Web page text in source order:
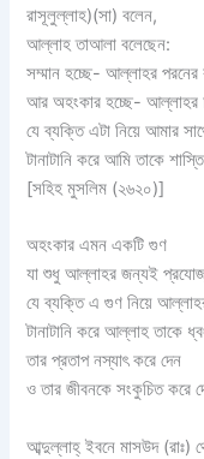
রাসূলুল্লাহ)(সা) বলেন,
আল্লাহ তাআলা বলেছেন:
সম্মান হচ্ছে- আল্লাহর পরনের
আর অহংকার হচ্ছে- আল্লাহর
যে ব্যক্তি এটা নিয়ে আমার
টানাটানি করে আমি তাকে
[সহিহ মুসলিম (২৬২০)]
অহংকার এমন একটি গুণ
যা শুধু আল্লাহর জন্যই
যে ব্যক্তি এ গুণ নিয়ে
টানাটানি করে আল্লাহ তাকে
তার প্রতাপ নস্যাৎ করে দেন
ও তার জীবনকে সংকুচিত করে
আব্দুল্লাহ্ ইবনে মাসউদ (রাঃ)